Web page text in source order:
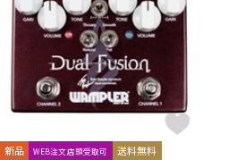
新品 WEB注文店頭受取可 送料無料